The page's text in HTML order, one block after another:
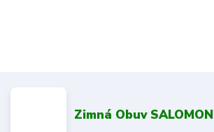
Zimná Obuv SALOMON